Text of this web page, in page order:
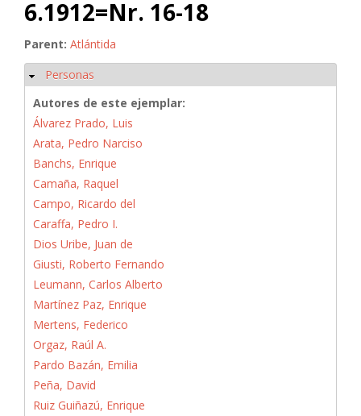
6.1912=Nr. 16-18
Parent: Atlántida
Ocultar
Personas
Autores de este ejemplar:
Álvarez Prado, Luis
Arata, Pedro Narciso
Banchs, Enrique
Camaña, Raquel
Campo, Ricardo del
Caraffa, Pedro I.
Dios Uribe, Juan de
Giusti, Roberto Fernando
Leumann, Carlos Alberto
Martínez Paz, Enrique
Mertens, Federico
Orgaz, Raúl A.
Pardo Bazán, Emilia
Peña, David
Ruiz Guiñazú, Enrique